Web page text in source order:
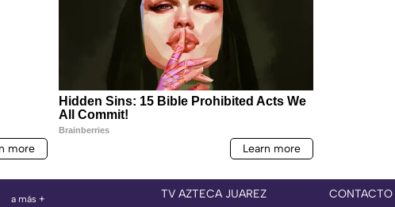
a más + TV AZTECA JUAREZ CONTACTO